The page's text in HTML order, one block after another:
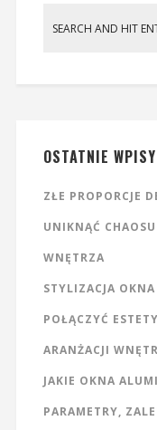
OSTATNIE WPISY
ZŁE PROPORCJE
UNIKNĄĆ
WNĘTRZA
STYLIZACJA
POŁĄCZYĆ
ARANŻACJI
JAKIE OKNA
PARAMETRY,